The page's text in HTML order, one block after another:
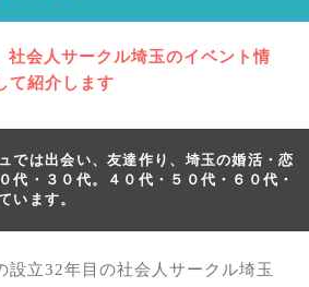
社会人サークル埼玉のイベント情
て紹介します
では出会い、友達作り、埼玉の婚活・恋
代・３０代。４０代・５０代・６０代・
います。
設立32年目の社会人サークル埼玉